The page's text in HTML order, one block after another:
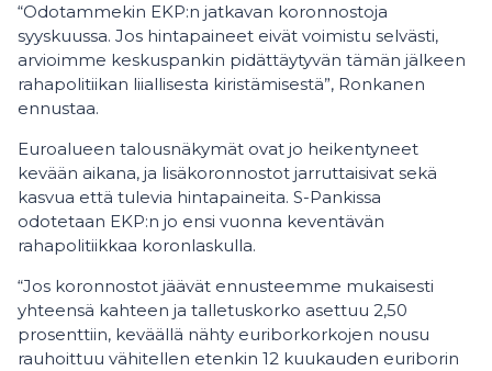
“Odotammekin EKP:n jatkavan koronnostoja
syyskuussa. Jos hintapaineet eivät voimistu selvästi,
arvioimme keskuspankin pidättäytyvän tämän jälkeen
rahapolitiikan liiallisesta kiristämisestä”, Ronkanen
ennustaa.
Euroalueen talousnäkymät ovat jo heikentyneet
kevään aikana, ja lisäkoronnostot jarruttaisivat sekä
kasvua että tulevia hintapaineita. S-Pankissa
odotetaan EKP:n jo ensi vuonna keventävän
rahapolitiikkaa koronlaskulla.
“Jos koronnostot jäävät ennusteemme mukaisesti
yhteensä kahteen ja talletuskorko asettuu 2,50
prosenttiin, keväällä nähty euriborkorkojen nousu
rauhoittuu vähitellen etenkin 12 kuukauden euriborin